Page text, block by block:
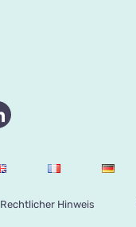
Rechtlicher Hinweis